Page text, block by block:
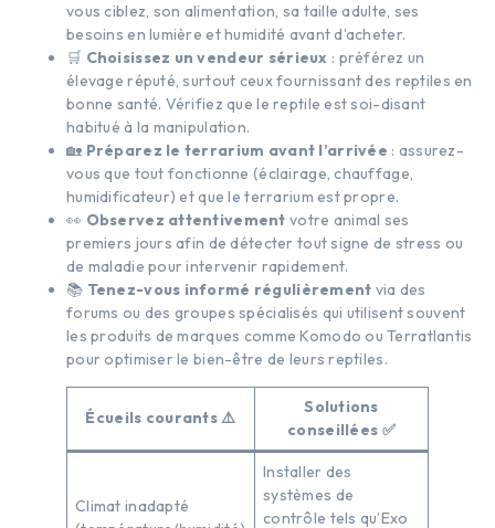
vous ciblez, son alimentation, sa taille adulte, ses
besoins en lumière et humidité avant d’acheter.
🛒 Choisissez un vendeur sérieux : préférez un
élevage réputé, surtout ceux fournissant des reptiles en
bonne santé. Vérifiez que le reptile est soi-disant
habitué à la manipulation.
🏡 Préparez le terrarium avant l’arrivée : assurez-
vous que tout fonctionne (éclairage, chauffage,
humidificateur) et que le terrarium est propre.
👀 Observez attentivement votre animal ses
premiers jours afin de détecter tout signe de stress ou
de maladie pour intervenir rapidement.
📚 Tenez-vous informé régulièrement via des
forums ou des groupes spécialisés qui utilisent souvent
les produits de marques comme Komodo ou Terratlantis
pour optimiser le bien-être de leurs reptiles.
Écueils courants ⚠️
Solutions
conseillées ✅
Climat inadapté
Installer des
systèmes de
contrôle tels qu’Exo